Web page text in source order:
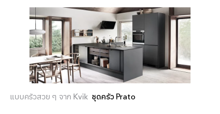
แบบครัวสวย ๆ จาก Kvik ชุดครัว Prato